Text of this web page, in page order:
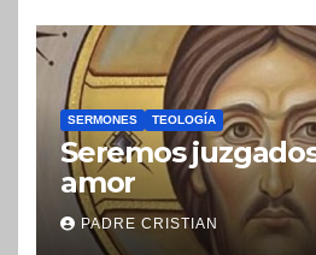
SERMONES TEOLOGÍA
Seremos
amor
PADRE CRISTIAN